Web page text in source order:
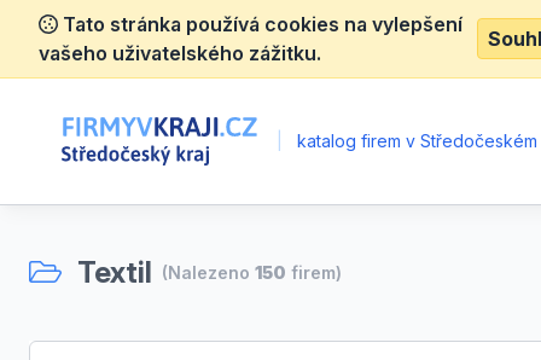
Tato stránka používá cookies na vylepšení
vašeho uživatelského zážitku.
katalog firem v Středočeském
Textil (Nalezeno 150 firem)